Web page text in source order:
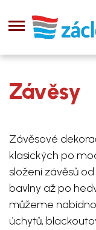
Závěsy
Závěsové
klasických po
složení závěsů od
bavlny až po
můžeme
úchytů,